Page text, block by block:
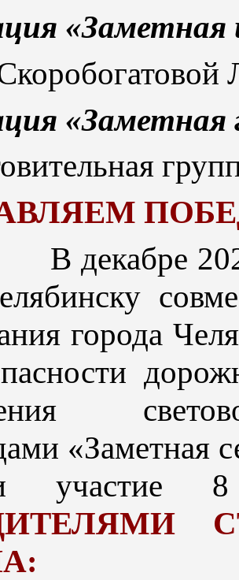
«Заметная
«Заметная
В декабре
города
«Заметная